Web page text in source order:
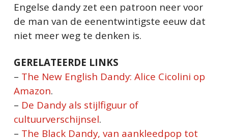
Engelse dandy zet een patroon neer voor
de man van de eenentwintigste eeuw dat
niet meer weg te denken is.
GERELATEERDE LINKS
– The New English Dandy: Alice Cicolini op
Amazon.
– De Dandy als stijlfiguur of
cultuurverschijnsel.
– The Black Dandy, van aankleedpop tot